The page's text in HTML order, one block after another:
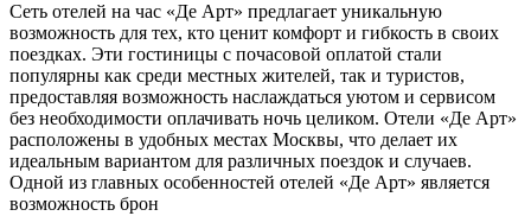
Сеть отелей на час «Де Арт» предлагает уникальную
возможность для тех, кто ценит комфорт и гибкость в своих
поездках. Эти гостиницы с почасовой оплатой стали
популярны как среди местных жителей, так и туристов,
предоставляя возможность наслаждаться уютом и сервисом
без необходимости оплачивать ночь целиком. Отели «Де Арт»
расположены в удобных местах Москвы, что делает их
идеальным вариантом для различных поездок и случаев.
Одной из главных особенностей отелей «Де Арт» является
возможность брон